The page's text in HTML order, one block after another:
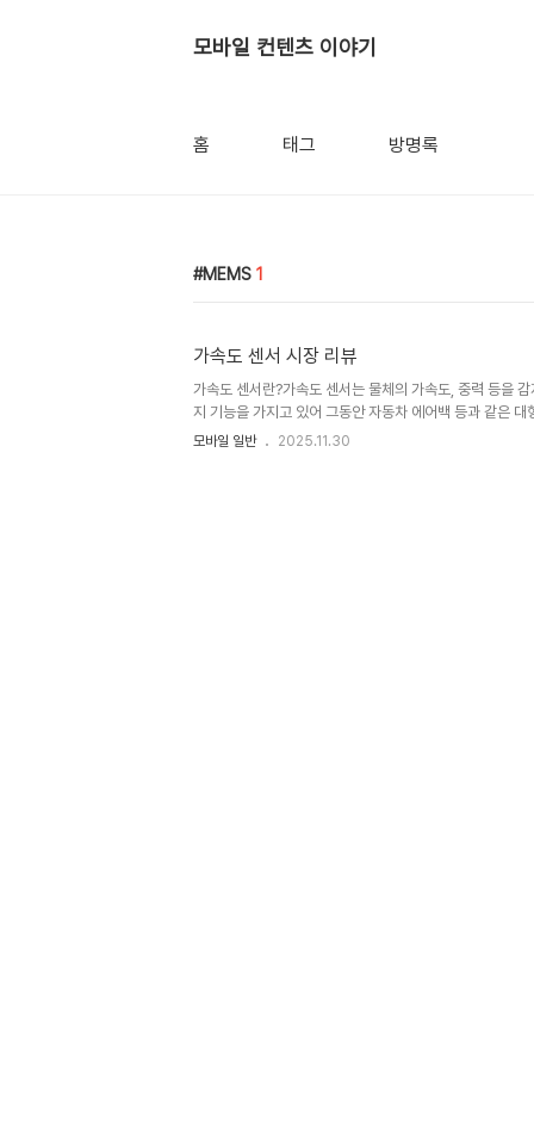
모바일 컨텐츠 이야기
홈 태그 방명록
MEMS 1
가속도 센서 시장 리뷰
가속도 센서란?가속도 센서는 물체의 가속도, 중력 등을
지 기능을 가지고 있어 그동안 자동차 에어백 등과 같은 대
는 MEMS 기술을 적용하여 소형화, 저전력화 등을 구현하
Mechanical System)이란?마이크로미터 크기의 전자적,
모바일 일반 2025.11.30